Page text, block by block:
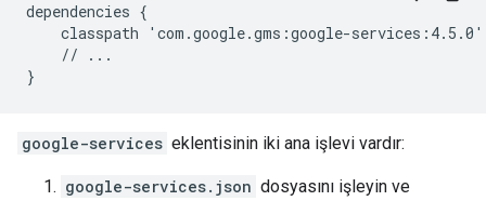
dependencies {
    classpath 'com.google.gms:google-services:4.5.0'
    // ...
google-services eklentisinin iki ana işlevi vardır:
google-services.json dosyasını işleyin ve